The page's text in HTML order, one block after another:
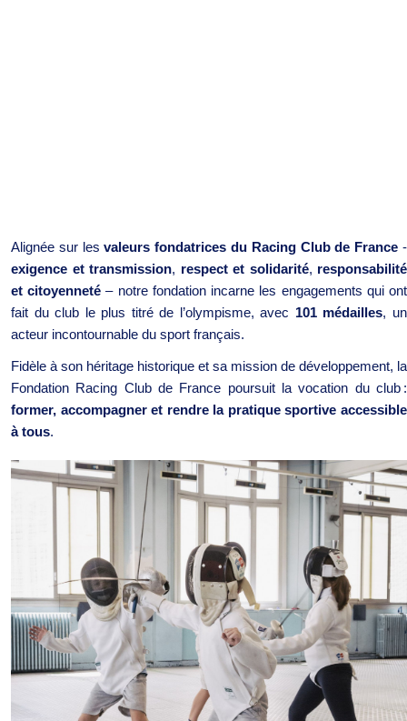
Alignée sur lesvaleurs fondatrices du Racing Club de France -
exigence et transmission, respect et solidarité, responsabilité
et citoyenneté – notre fondation incarne les engagements qui ont
fait du club le plus titré de l’olympisme, avec 101 médailles, un
acteur incontournable du sport français.
Fidèle à son héritage historique et sa mission de développement, la
Fondation Racing Club de France poursuit la vocation du club :
former, accompagner et rendre la pratique sportive accessible
à tous.